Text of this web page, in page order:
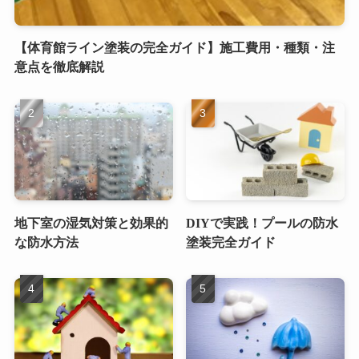
【体育館ライン塗装の完全ガイド】施工費用・種類・注
意点を徹底解説
地下室の湿気対策と効果的
な防水方法
DIYで実践！プールの防水
塗装完全ガイド